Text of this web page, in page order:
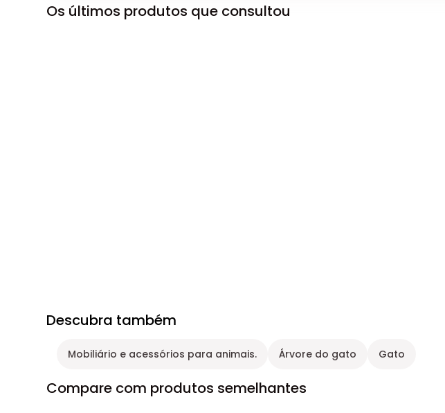
Os últimos produtos que consultou
Descubra também
Mobiliário e acessórios para animais. Árvore do gato Gato
Compare com produtos semelhantes